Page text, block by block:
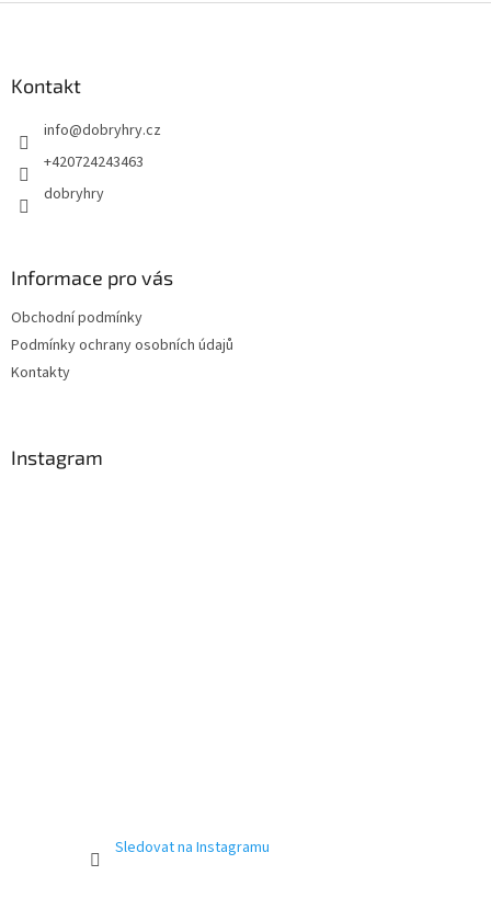
Kontakt
info@dobryhry.cz
+420724243463
dobryhry
Informace pro vás
Obchodní podmínky
Podmínky ochrany osobních údajů
Kontakty
Instagram
Sledovat na Instagramu